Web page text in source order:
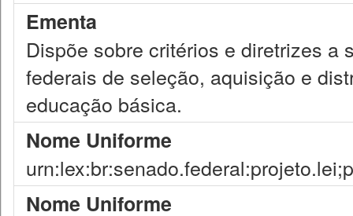
Ementa
Dispõe sobre critérios e diretrizes a
federais de seleção, aquisição e
educação básica.
Nome Uniforme
Nome Uniforme